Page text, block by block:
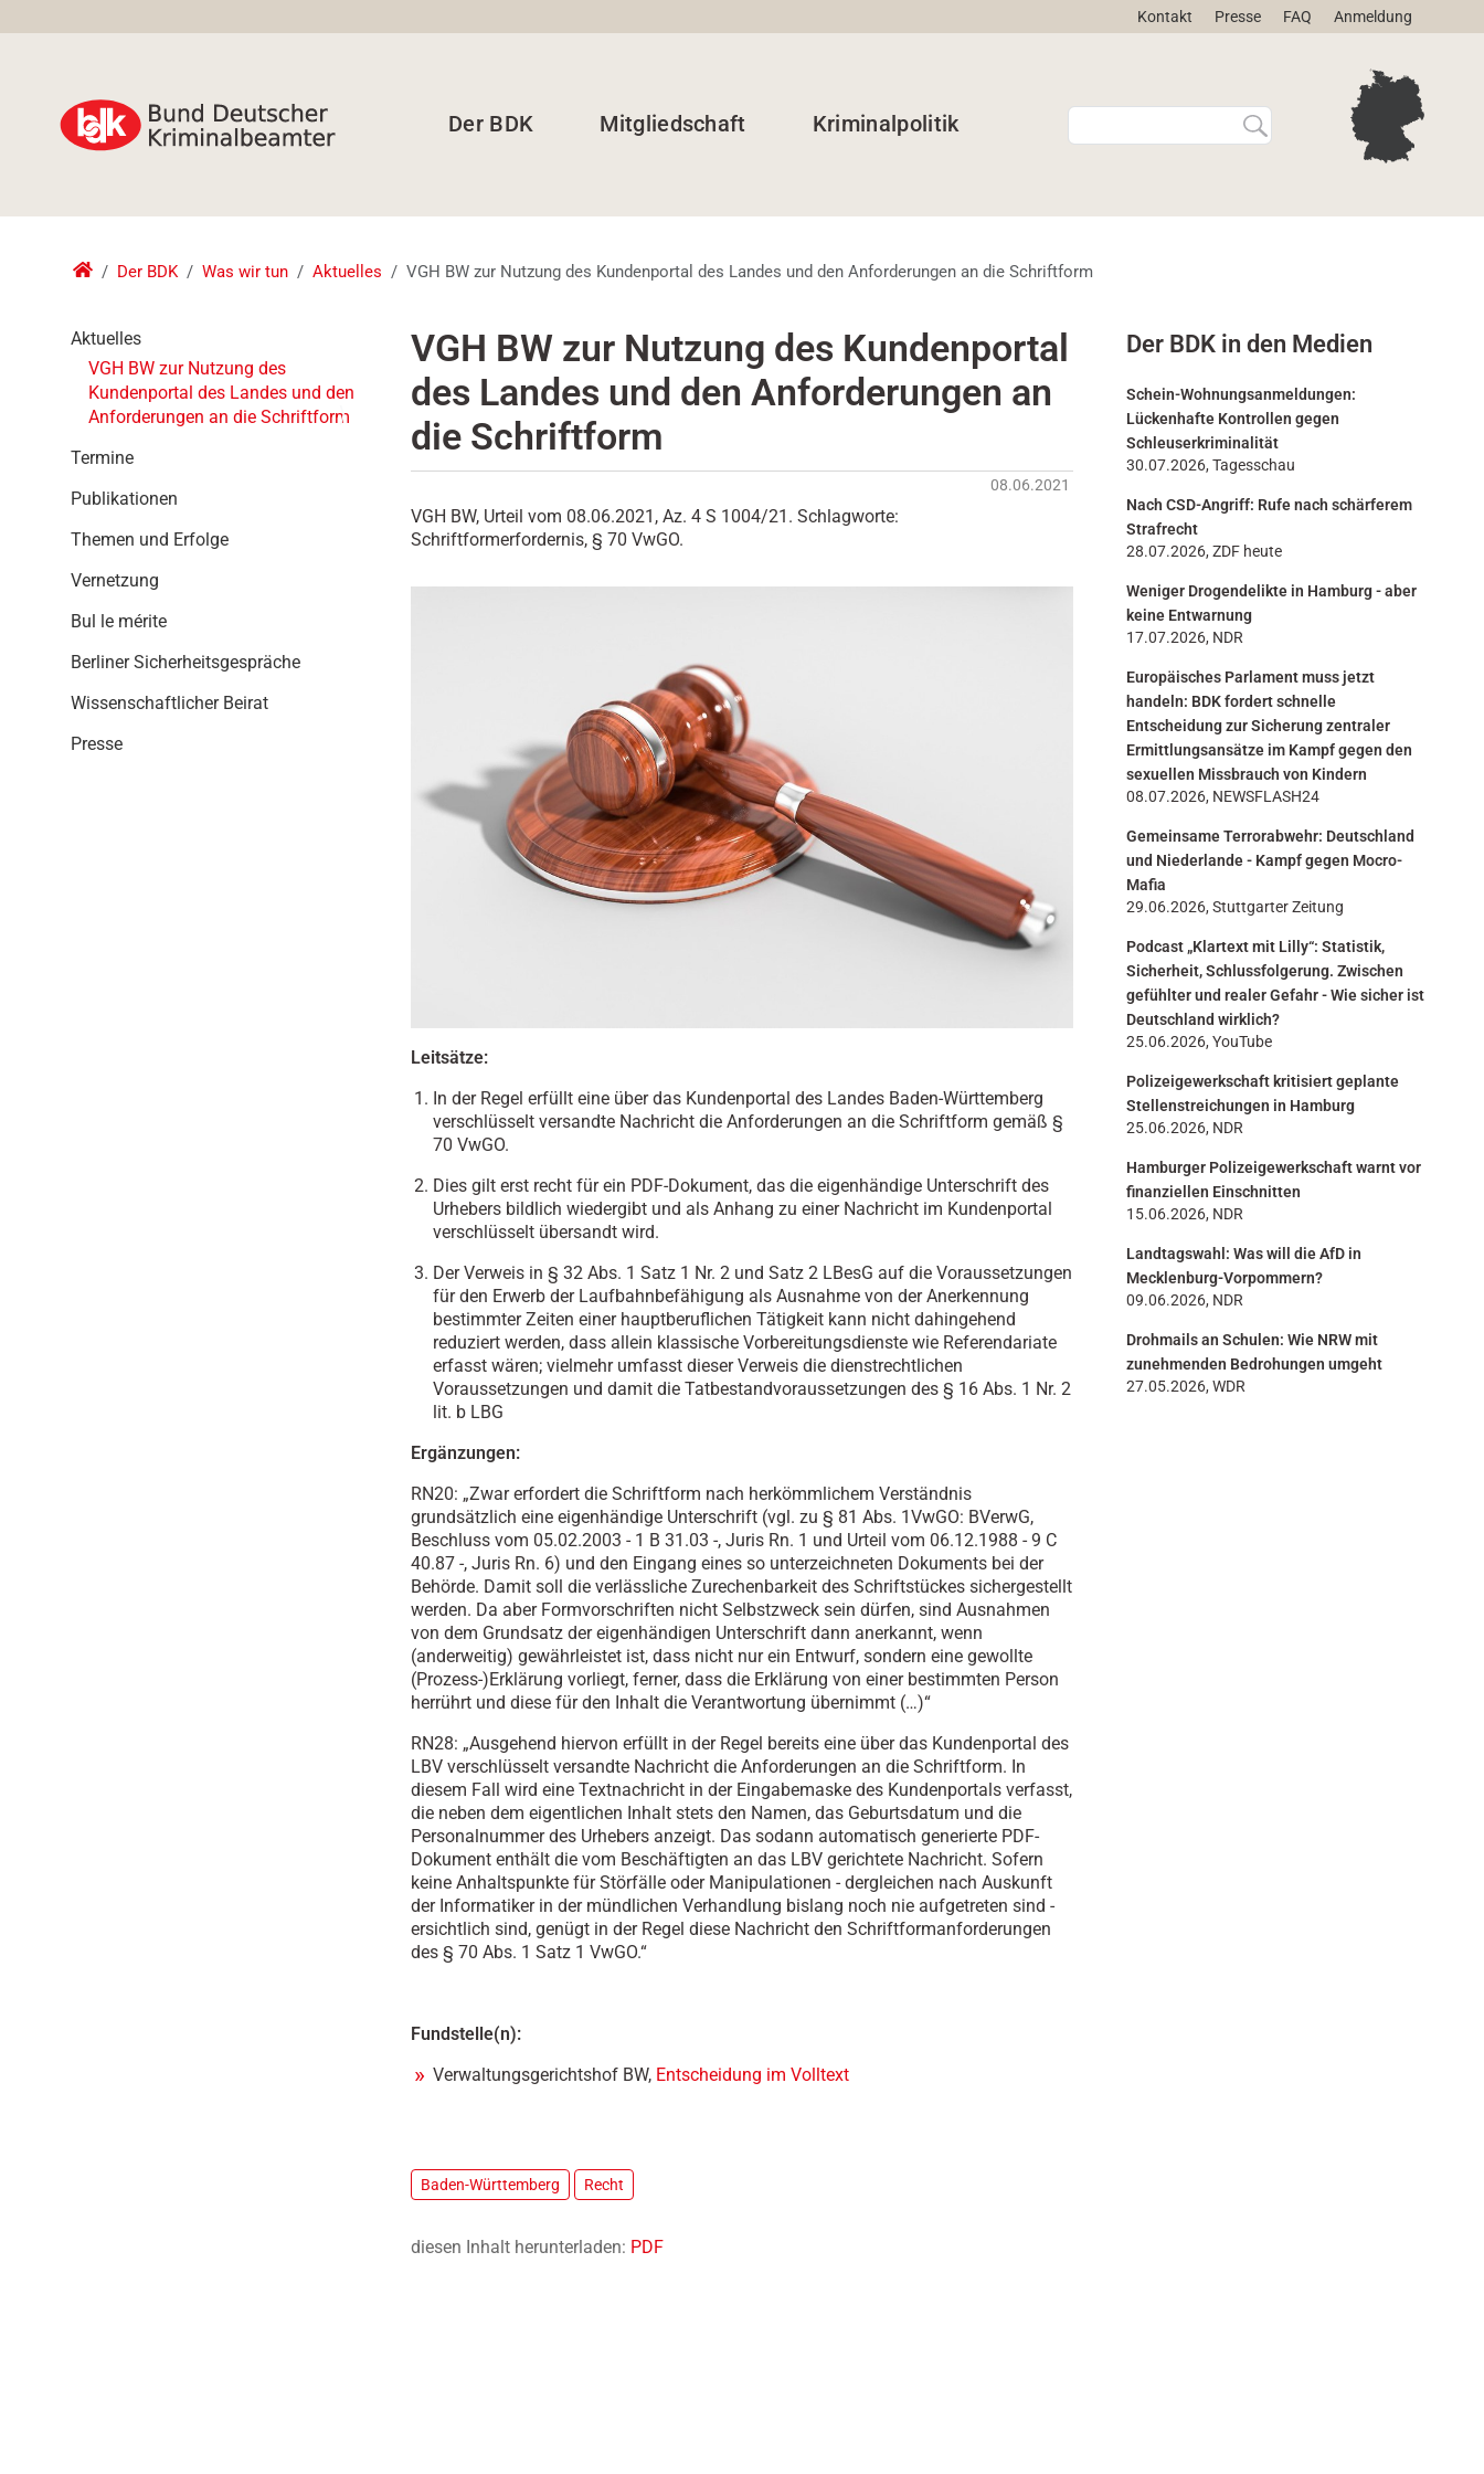
Kontakt Presse FAQ Anmeldung
Der BDK Mitgliedschaft Kriminalpolitik
W
e
d
E
r
r
Der BDK Was wir tun Aktuelles VGH BW zur Nutzung des Kundenportal des Landes und den Anforderungen an die Schriftform
VGH BW zur Nutzung des Kundenportal
des Landes und den Anforderungen an
die Schriftform
08.06.2021
VGH BW, Urteil vom 08.06.2021, Az. 4 S 1004/21. Schlagworte:
Schriftformerfordernis, § 70 VwGO.
Leitsätze:
In der Regel erfüllt eine über das Kundenportal des Landes Baden-Württemberg
verschlüsselt versandte Nachricht die Anforderungen an die Schriftform gemäß §
70 VwGO.
Dies gilt erst recht für ein PDF-Dokument, das die eigenhändige Unterschrift des
Urhebers bildlich wiedergibt und als Anhang zu einer Nachricht im Kundenportal
verschlüsselt übersandt wird.
Der Verweis in § 32 Abs. 1 Satz 1 Nr. 2 und Satz 2 LBesG auf die Voraussetzungen
für den Erwerb der Laufbahnbefähigung als Ausnahme von der Anerkennung
bestimmter Zeiten einer hauptberuflichen Tätigkeit kann nicht dahingehend
reduziert werden, dass allein klassische Vorbereitungsdienste wie Referendariate
erfasst wären; vielmehr umfasst dieser Verweis die dienstrechtlichen
Voraussetzungen und damit die Tatbestandvoraussetzungen des § 16 Abs. 1 Nr. 2
lit. b LBG
Ergänzungen:
RN20: „Zwar erfordert die Schriftform nach herkömmlichem Verständnis
grundsätzlich eine eigenhändige Unterschrift (vgl. zu § 81 Abs. 1VwGO: BVerwG,
Beschluss vom 05.02.2003 - 1 B 31.03 -, Juris Rn. 1 und Urteil vom 06.12.1988 - 9 C
40.87 -, Juris Rn. 6) und den Eingang eines so unterzeichneten Dokuments bei der
Behörde. Damit soll die verlässliche Zurechenbarkeit des Schriftstückes sichergestellt
werden. Da aber Formvorschriften nicht Selbstzweck sein dürfen, sind Ausnahmen
von dem Grundsatz der eigenhändigen Unterschrift dann anerkannt, wenn
(anderweitig) gewährleistet ist, dass nicht nur ein Entwurf, sondern eine gewollte
(Prozess-)Erklärung vorliegt, ferner, dass die Erklärung von einer bestimmten Person
herrührt und diese für den Inhalt die Verantwortung übernimmt (…)“
RN28: „Ausgehend hiervon erfüllt in der Regel bereits eine über das Kundenportal des
LBV verschlüsselt versandte Nachricht die Anforderungen an die Schriftform. In
diesem Fall wird eine Textnachricht in der Eingabemaske des Kundenportals verfasst,
die neben dem eigentlichen Inhalt stets den Namen, das Geburtsdatum und die
Personalnummer des Urhebers anzeigt. Das sodann automatisch generierte PDF-
Dokument enthält die vom Beschäftigten an das LBV gerichtete Nachricht. Sofern
keine Anhaltspunkte für Störfälle oder Manipulationen - dergleichen nach Auskunft
der Informatiker in der mündlichen Verhandlung bislang noch nie aufgetreten sind -
ersichtlich sind, genügt in der Regel diese Nachricht den Schriftformanforderungen
des § 70 Abs. 1 Satz 1 VwGO.“
Fundstelle(n):
Verwaltungsgerichtshof BW, Entscheidung im Volltext
Baden-Württemberg Recht
diesen Inhalt herunterladen: PDF
Aktuelles
VGH BW zur Nutzung des
Kundenportal des Landes und den
Anforderungen an die Schriftform
Termine
Publikationen
Themen und Erfolge
Vernetzung
Bul le mérite
Berliner Sicherheitsgespräche
Wissenschaftlicher Beirat
Presse
Der BDK in den Medien
Schein-Wohnungsanmeldungen:
Lückenhafte Kontrollen gegen
Schleuserkriminalität
30.07.2026, Tagesschau
Nach CSD-Angriff: Rufe nach schärferem
Strafrecht
28.07.2026, ZDF heute
Weniger Drogendelikte in Hamburg - aber
keine Entwarnung
17.07.2026, NDR
Europäisches Parlament muss jetzt
handeln: BDK fordert schnelle
Entscheidung zur Sicherung zentraler
Ermittlungsansätze im Kampf gegen den
sexuellen Missbrauch von Kindern
08.07.2026, NEWSFLASH24
Gemeinsame Terrorabwehr: Deutschland
und Niederlande - Kampf gegen Mocro-
Mafia
29.06.2026, Stuttgarter Zeitung
Podcast „Klartext mit Lilly“: Statistik,
Sicherheit, Schlussfolgerung. Zwischen
gefühlter und realer Gefahr - Wie sicher ist
Deutschland wirklich?
25.06.2026, YouTube
Polizeigewerkschaft kritisiert geplante
Stellenstreichungen in Hamburg
25.06.2026, NDR
Hamburger Polizeigewerkschaft warnt vor
finanziellen Einschnitten
15.06.2026, NDR
Landtagswahl: Was will die AfD in
Mecklenburg-Vorpommern?
09.06.2026, NDR
Drohmails an Schulen: Wie NRW mit
zunehmenden Bedrohungen umgeht
27.05.2026, WDR